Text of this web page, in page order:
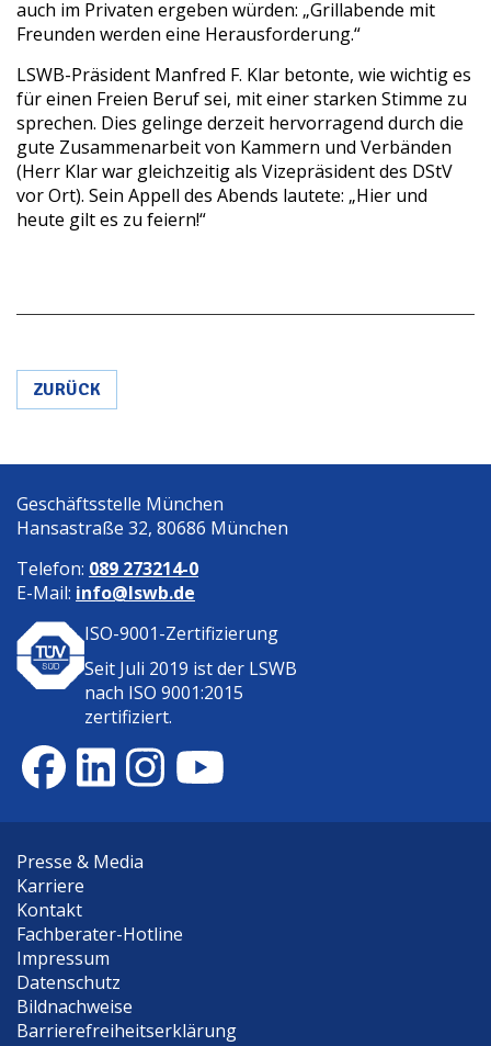
auch im Privaten ergeben würden: „Grillabende mit
Freunden werden eine Herausforderung.“
LSWB-Präsident Manfred F. Klar betonte, wie wichtig es
für einen Freien Beruf sei, mit einer starken Stimme zu
sprechen. Dies gelinge derzeit hervorragend durch die
gute Zusammenarbeit von Kammern und Verbänden
(Herr Klar war gleichzeitig als Vizepräsident des DStV
vor Ort). Sein Appell des Abends lautete: „Hier und
heute gilt es zu feiern!“
ZURÜCK
Geschäftsstelle München
Hansastraße 32, 80686 München
Telefon: 089 273214-0
E-Mail: info@lswb.de
ISO-9001-Zertifizierung
Seit Juli 2019 ist der LSWB
nach ISO 9001:2015
zertifiziert.
Presse & Media
Karriere
Kontakt
Fachberater-Hotline
Impressum
Datenschutz
Bildnachweise
Barrierefreiheitserklärung